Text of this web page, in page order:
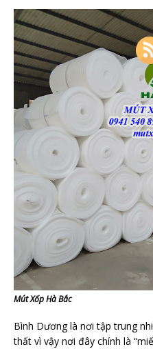
Mút Xốp Hà Bắc
Bình Dương là nơi tập trung
thất vì vậy nơi đây chính là